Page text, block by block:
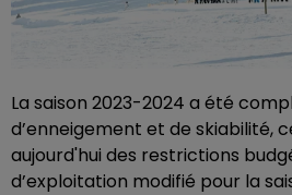
La saison 2023-2024 a été
d’enneigement et de skiabilité,
aujourd'hui des restrictions
d’exploitation modifié pour la